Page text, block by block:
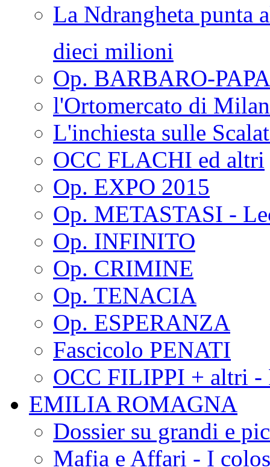
La Ndrangheta
dieci milioni
Op. BARBARO-
l'Ortomercato di
L'inchiesta sulle
OCC FLACHI ed altri
Op. EXPO 2015
Op. METASTASI -
Op. INFINITO
Op. CRIMINE
Op. TENACIA
Op. ESPERANZA
Fascicolo PENATI
OCC FILIPPI + altri -
EMILIA ROMAGNA
Dossier su grandi e
Mafia e Affari - I